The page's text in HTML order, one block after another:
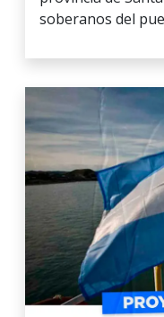
soberanos del